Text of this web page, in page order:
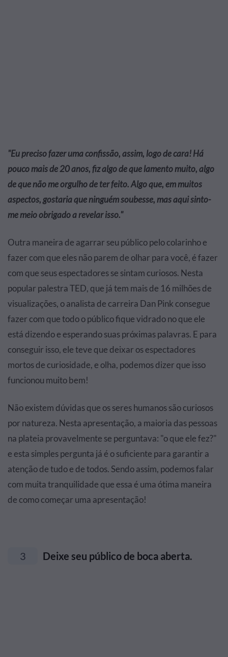
"Eu preciso fazer uma confissão, assim, logo de cara! Há
pouco mais de 20 anos, fiz algo de que lamento muito, algo
de que não me orgulho de ter feito. Algo que, em muitos
aspectos, gostaria que ninguém soubesse, mas aqui sinto-
me meio obrigado a revelar isso."
Outra maneira de agarrar seu público pelo colarinho e
fazer com que eles não parem de olhar para você, é fazer
com que seus espectadores se sintam curiosos. Nesta
popular palestra TED, que já tem mais de 16 milhões de
visualizações, o analista de carreira Dan Pink consegue
fazer com que todo o público fique vidrado no que ele
está dizendo e esperando suas próximas palavras. E para
conseguir isso, ele teve que deixar os espectadores
mortos de curiosidade, e olha, podemos dizer que isso
funcionou muito bem!
Não existem dúvidas que os seres humanos são curiosos
por natureza. Nesta apresentação, a maioria das pessoas
na plateia provavelmente se perguntava: "o que ele fez?"
e esta simples pergunta já é o suficiente para garantir a
atenção de tudo e de todos. Sendo assim, podemos falar
com muita tranquilidade que essa é uma ótima maneira
de como começar uma apresentação!
3 Deixe seu público de boca aberta.